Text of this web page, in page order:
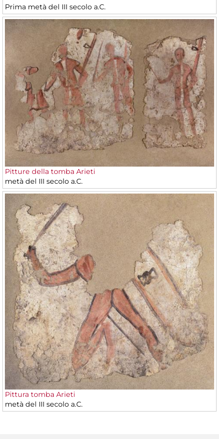
Prima metà del III secolo a.C.
Pitture della tomba Arieti
metà del III secolo a.C.
Pittura tomba Arieti
metà del III secolo a.C.